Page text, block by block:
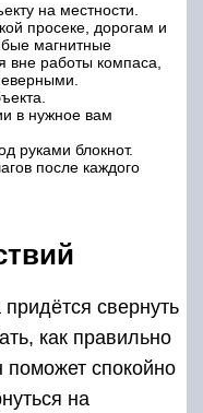
на местности.
просеке, дорогам и
магнитные
вне работы компаса,
в нужное вам
руками блокнот.
после каждого
придётся свернуть
как правильно
поможет спокойно
на